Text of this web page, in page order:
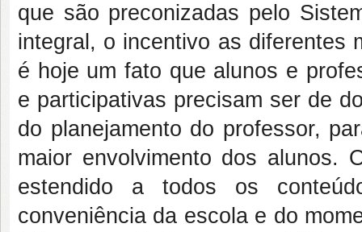
que são preconizadas pelo
integral, o incentivo as diferentes
é hoje um fato que alunos e
e participativas precisam ser de
do planejamento do professor,
maior envolvimento dos alunos.
estendido a todos os
conveniência da escola e do